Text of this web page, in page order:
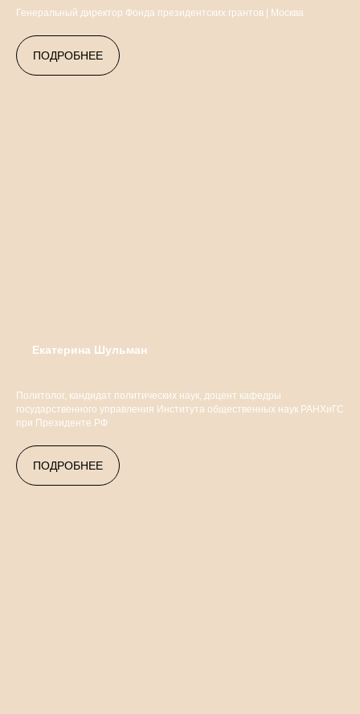
Генеральный директор Фонда президентских грантов | Москва
ПОДРОБНЕЕ
Екатерина Шульман
Политолог, кандидат политических наук, доцент кафедры
государственного управления Института общественных наук РАНХиГС
при Президенте РФ
ПОДРОБНЕЕ